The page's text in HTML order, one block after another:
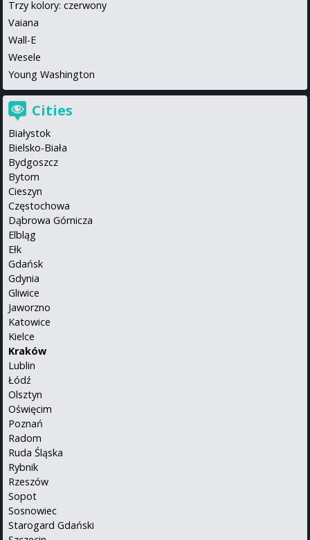
Trzy kolory: czerwony
Vaiana
Wall-E
Wesele
Young Washington
Cities
Białystok
Bielsko-Biała
Bydgoszcz
Bytom
Cieszyn
Częstochowa
Dąbrowa Górnicza
Elbląg
Ełk
Gdańsk
Gdynia
Gliwice
Jaworzno
Katowice
Kielce
Kraków
Lublin
Łódź
Olsztyn
Oświęcim
Poznań
Radom
Ruda Śląska
Rybnik
Rzeszów
Sopot
Sosnowiec
Starogard Gdański